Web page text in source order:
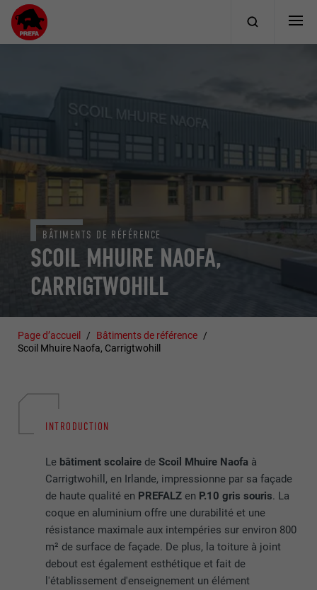
SCOIL MHUIRE NAOFA,
CARRIGTWOHILL
BÂTIMENTS DE RÉFÉRENCE
Page d’accueil
Bâtiments de référence
Scoil Mhuire Naofa, Carrigtwohill
INTRODUCTION
Le bâtiment scolaire deScoil Mhuire Naofa à
Carrigtwohill, en Irlande, impressionne par sa façade
de haute qualité en PREFALZ en P.10 gris souris. La
coque en aluminium offre une durabilité et une
résistance maximale aux intempéries sur environ 800
m² de surface de façade. De plus, la toiture à joint
debout est également esthétique et fait de
l'établissement d'enseignement un élément